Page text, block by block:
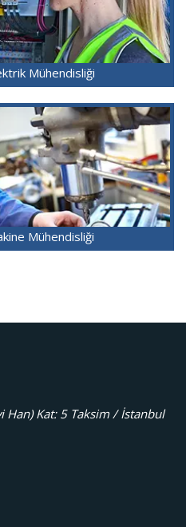
Mühendisliği
Mühendisliği
Han) Kat: 5 Taksim / İstanbul